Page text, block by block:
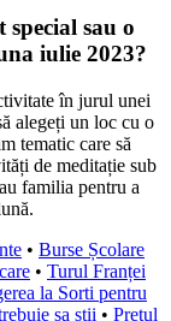
special sau o
iulie 2023?
în jurul unei
alegeți un loc cu o
tematic care să
de meditație sub
familia pentru a
• Burse Școlare
• Turul Franței
la Sorti pentru
sa stii • Prețul